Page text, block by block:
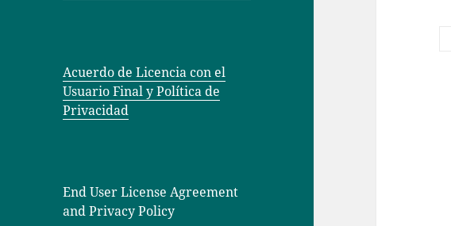
Acuerdo de Licencia con el
Usuario Final y Política de
Privacidad
End User License Agreement
and Privacy Policy